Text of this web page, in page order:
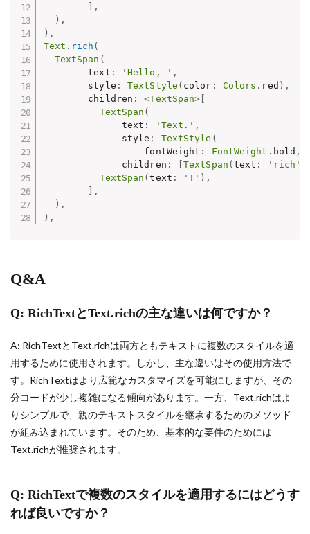
,
) ,
) ,
Text . rich (
TextSpan (
        text
: 'Hello, ' ,
        style
: TextStyle ( color : Colors . red ) ,
        children
: <TextSpan>
TextSpan (
              text
: 'Text.' ,
              style
: TextStyle (
                  fontWeight
: FontWeight . bold ,
              children
: [TextSpan ( text : 'rich'
TextSpan (text : '!' ) ,
,
) ,
) ,
Q&A
Q: RichTextとText.richの主な違いは何ですか？
A: RichTextとText.richは両方ともテキストに複数のスタイルを適
用するために使用されます。しかし、主な違いはその使用方法で
す。RichTextはより広範なカスタマイズを可能にしますが、その
分コードが少し複雑になる傾向があります。一方、Text.richはよ
りシンプルで、親のテキストスタイルを継承するためのメソッド
が組み込まれています。そのため、基本的な要件のためには
Text.richが推奨されます。
Q: RichTextで複数のスタイルを適用するにはどうす
れば良いですか？